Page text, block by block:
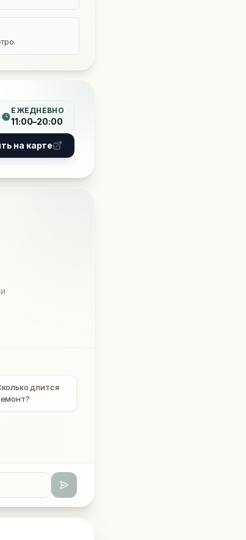
ЕЖЕДНЕВНО
11:00–20:00
на карте
длится